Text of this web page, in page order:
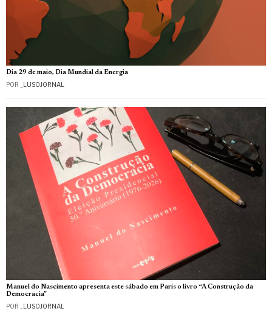
Dia 29 de maio, Dia Mundial da Energia
POR _LUSOJORNAL
Manuel do Nascimento apresenta este sábado em Paris o livro “A Construção da
Democracia”
POR _LUSOJORNAL